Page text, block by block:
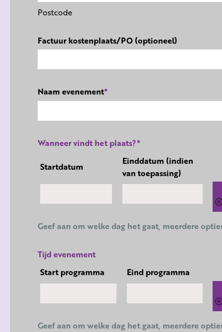
Postcode
Factuur kostenplaats/PO (optioneel)
Naam evenement*
Wanneer vindt het plaats?*
Startdatum
Einddatum (indien
van toepassing)
Geef aan om welke dag het gaat, meerdere
Tijd evenement
Start programma
Eind programma
Geef aan om welke dag het gaat, meerdere